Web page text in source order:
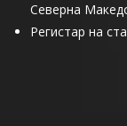
Северна
Регистар на